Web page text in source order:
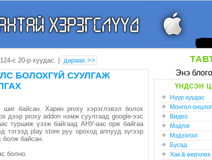
Энэ
ҮНДСЭН
Нүүр хуудас
Монгол онцлог
Видео
Мэдлэг
Мэдээлэл
Бусад
Хак & өөрчлөх
124-с 20-р хуудас. | дараах >>
БОЛОХГҮЙ СУУЛГАЖ
байсан. Харин proxy хэрэглэвэл болох
дээр proxy addon нэмж суулгаад google-ээс
туршиж үзэж байгаад АНУ-аас орж байгаа
тэгээд play store руу ороход аппууд зүгээр
болж байсан.
болно.